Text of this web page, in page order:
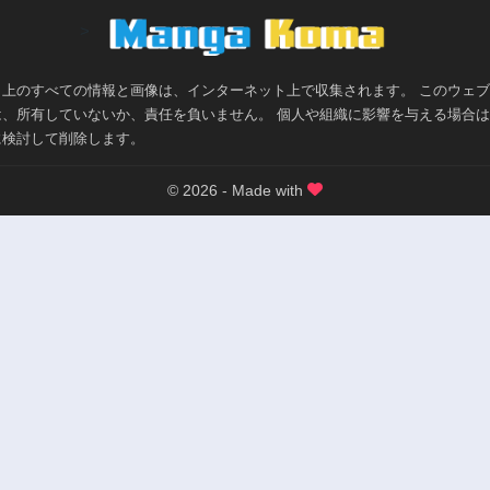
のすべての情報と画像は、インターネット上で収集されます。 このウェ
所有していないか、責任を負いません。 個人や組織に影響を与える場合
討して削除します。
© 2026 - Made with